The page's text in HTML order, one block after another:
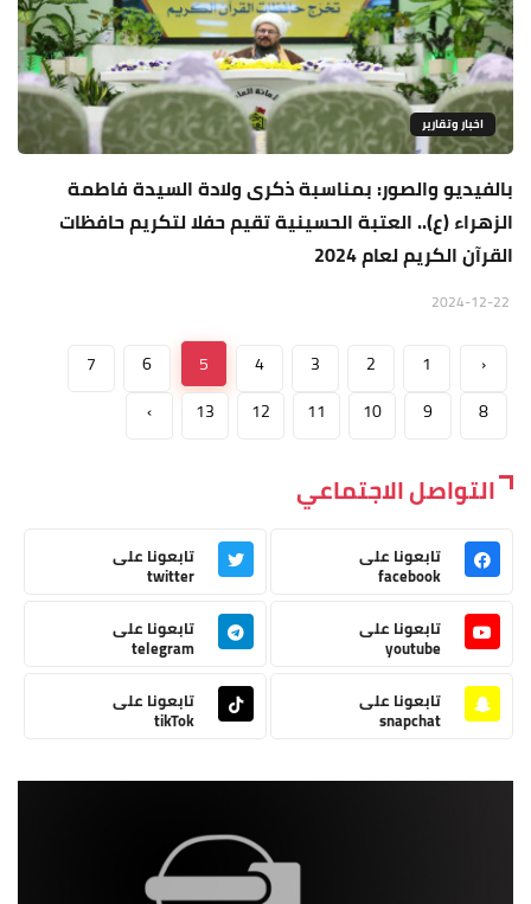
اخبار وتقارير
بالفيديو والصور: بمناسبة ذكرى ولادة السيدة فاطمة
الزهراء (ع).. العتبة الحسينية تقيم حفلا لتكريم حافظات
القرآن الكريم لعام 2024
‹
1
2
3
4
5
6
7
8
9
10
11
12
13
›
التواصل الاجتماعي
تابعونا على
facebook
تابعونا على
twitter
تابعونا على
youtube
تابعونا على
telegram
تابعونا على
snapchat
تابعونا على
tikTok